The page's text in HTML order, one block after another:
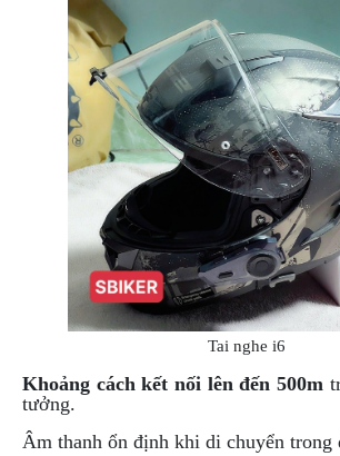
HÀNG
Tai nghe i6
Khoảng cách kết nối lên đến 500m
tưởng.
Âm thanh ổn định khi di chuyển trong